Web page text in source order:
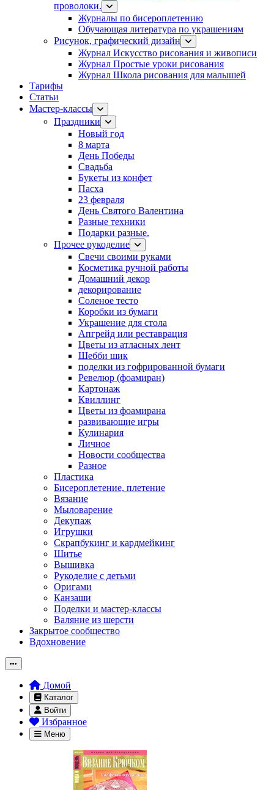
проволоки.
Журналы по бисероплетению
Обучающая литература по украшениям
Рисунок, графический дизайн
Журнал Искусство рисования и живописи
Журнал Простые уроки рисования
Журнал Школа рисования для малышей
Тарифы
Статьи
Мастер-классы
Праздники
Новый год
8 марта
День Победы
Свадьба
Букеты из конфет
Пасха
23 февраля
День Святого Валентина
Разные техники
Подарки разные.
Прочее рукоделие
Свечи своими руками
Косметика ручной работы
Домашний декор
декорирование
Соленое тесто
Коробки из бумаги
Украшение для стола
Апгрейд или реставрация
Цветы из атласных лент
Шебби шик
поделки из гофрированной бумаги
Ревелюр (фоамиран)
Картонаж
Квиллинг
Цветы из фоамирана
развивающие игры
Кулинария
Личное
Новости сообщества
Разное
Пластика
Бисероплетение, плетение
Вязание
Мыловарение
Декупаж
Игрушки
Скрапбукинг и кардмейкинг
Шитье
Вышивка
Рукоделие с детьми
Оригами
Канзаши
Поделки и мастер-классы
Валяние из шерсти
Закрытое сообщество
Вдохновение
Домой
Каталог
Войти
Избранное
Меню